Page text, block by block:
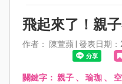
飛起來了！親
作者： 陳萱蘋 | 發表日期
關鍵字： 親子、 瑜珈、